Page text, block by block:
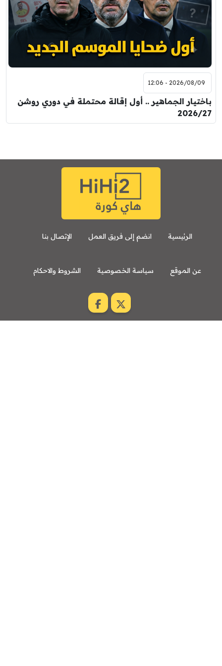
2026/08/09 - 12:06
باختيار الجماهير .. أول إقالة محتملة في دوري روشن
2026/27
الرئيسية انضم إلى فريق العمل الإتصال بنا
عن الموقع سياسة الخصوصية الشروط والاحكام